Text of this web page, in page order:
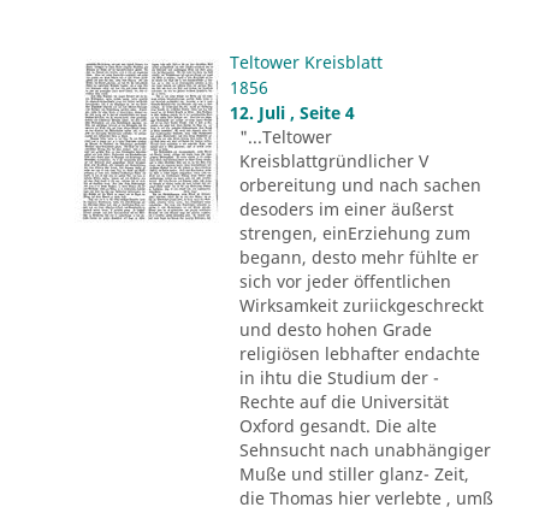
Teltower Kreisblatt
1856
12. Juli , Seite 4
"...Teltower
Kreisblattgründlicher V
orbereitung und nach sachen
desoders im einer äußerst
strengen, einErziehung zum
begann, desto mehr fühlte er
sich vor jeder öffentlichen
Wirksamkeit zuriickgeschreckt
und desto hohen Grade
religiösen lebhafter endachte
in ihtu die Studium der -
Rechte auf die Universität
Oxford gesandt. Die alte
Sehnsucht nach unabhängiger
Muße und stiller glanz- Zeit,
die Thomas hier verlebte , umß